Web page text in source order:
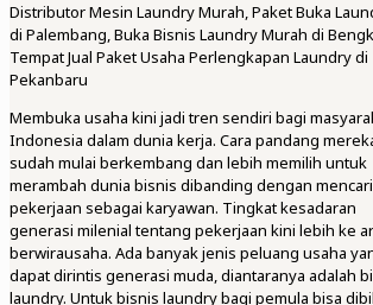
Distributor Mesin Laundry Murah, Paket Buka
di Palembang, Buka Bisnis Laundry Murah di
Tempat Jual Paket Usaha Perlengkapan Laundry di
Pekanbaru
Membuka usaha kini jadi tren sendiri bagi
Indonesia dalam dunia kerja. Cara pandang
sudah mulai berkembang dan lebih memilih untuk
merambah dunia bisnis dibanding dengan mencari
pekerjaan sebagai karyawan. Tingkat kesadaran
generasi milenial tentang pekerjaan kini lebih ke
berwirausaha. Ada banyak jenis peluang usaha
dapat dirintis generasi muda, diantaranya adalah
laundry. Untuk bisnis laundry bagi pemula bisa